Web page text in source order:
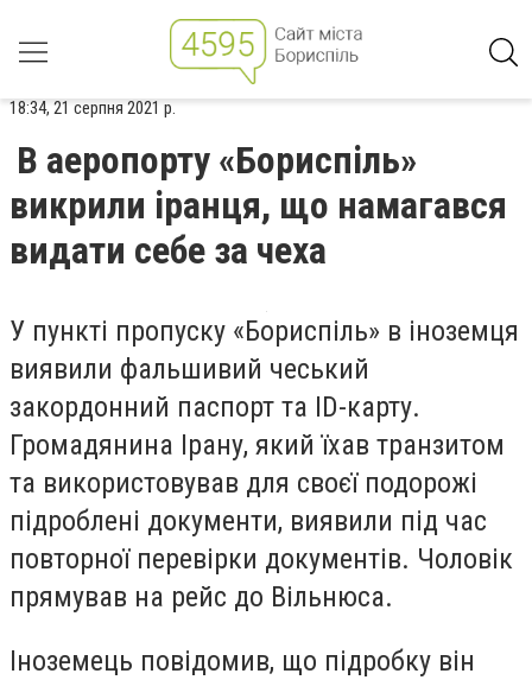
18:34, 21 серпня 2021 р.
В аеропорту «Бориспіль»
викрили іранця, що намагався
видати себе за чеха
У пункті пропуску «Бориспіль» в іноземця
виявили фальшивий чеський
закордонний паспорт та ID-карту.
Громадянина Ірану, який їхав транзитом
та використовував для своєї подорожі
підроблені документи, виявили під час
повторної перевірки документів. Чоловік
прямував на рейс до Вільнюса.
Іноземець повідомив, що підробку він